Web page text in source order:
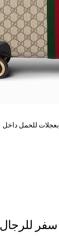
للحمل داخل